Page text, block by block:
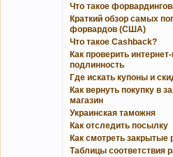
Что такое
Краткий обзор самых
форвардов (США)
Что такое Cashback?
Как проверить
подлинность
Где искать купоны и
Как вернуть покупку в
магазин
Украинская таможня
Как отследить посылку
Как смотреть закрытые
Таблицы соответствия